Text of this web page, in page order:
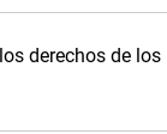
derechos de